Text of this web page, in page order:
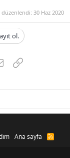
30 Haz 2020
ol.
E-postaLink
Ana sayfa
R